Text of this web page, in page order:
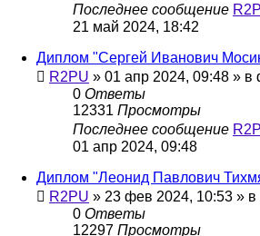
Последнее сообщение
21 май 2024, 18:42
Диплом "Сергей Иванович
R2PU » 01 апр 2024, 09:48 » в
0 Ответы
12331 Просмотры
Последнее сообщение
01 апр 2024, 09:48
Диплом "Леонид Павлович
R2PU » 23 фев 2024, 10:53 »
0 Ответы
12297 Просмотры